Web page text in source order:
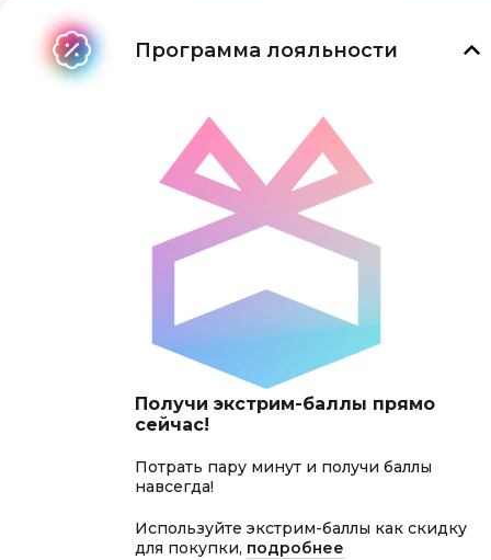
Программа лояльности
Получи экстрим-баллы прямо
сейчас!
Потрать пару минут и получи баллы
навсегда!
Используйте экстрим-баллы как скидку
для покупки, подробнее